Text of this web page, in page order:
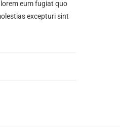
eum fugiat quo
excepturi sint